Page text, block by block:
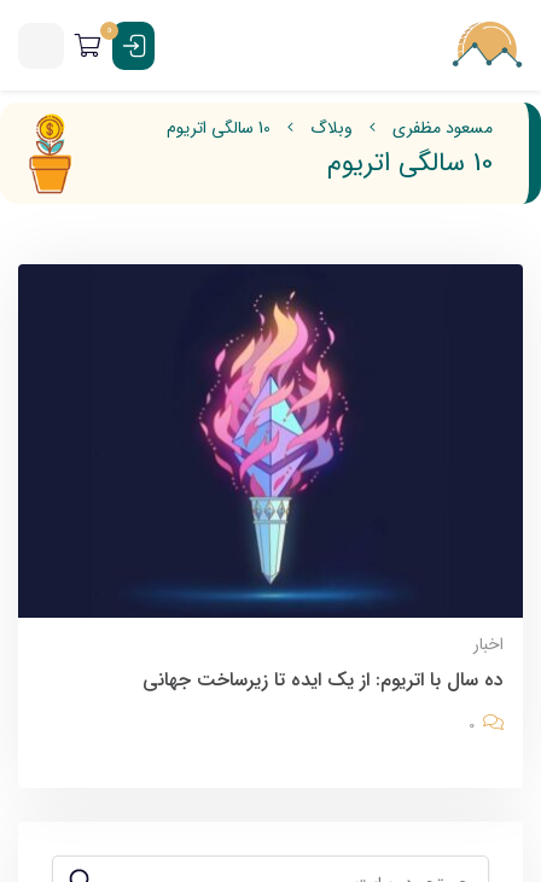
0
مسعود مظفری وبلاگ 10 سالگی اتریوم
10 سالگی اتریوم
اخبار
ده سال با اتریوم: از یک ایده تا زیرساخت جهانی
0